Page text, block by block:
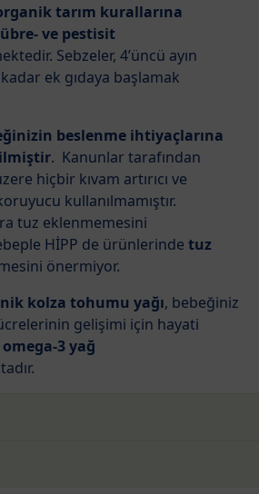
tarım kurallarına
ve pestisit
Sebzeler, 4’üncü ayın
ek gıdaya başlamak
beslenme ihtiyaçlarına
. Kanunlar tarafından
hiçbir kıvam artırıcı ve
kullanılmamıştır.
tuz eklenmemesini
HİPP de ürünlerinde tuz
önermiyor.
kolza tohumu yağı, bebeğiniz
gelişimi için hayati
3 yağ